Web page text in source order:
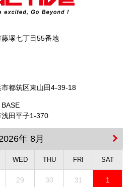
塚七丁目55番地
都筑区東山田4-39-18
田平子1-370
年 8月
WED THU FRI SAT
29 30 31 1